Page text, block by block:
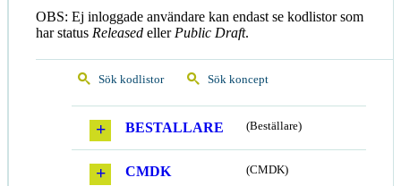
OBS: Ej inloggade användare kan endast se kodlistor som
har status Released eller Public Draft.
Sök kodlistor Sök koncept
BESTALLARE (Beställare)
CMDK (CMDK)